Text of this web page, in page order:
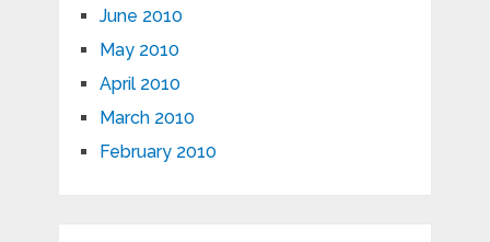
June 2010
May 2010
April 2010
March 2010
February 2010